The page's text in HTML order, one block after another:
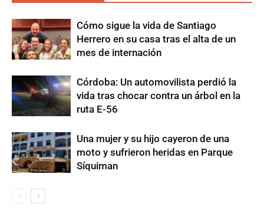
Cómo sigue la vida de Santiago
Herrero en su casa tras el alta de un
mes de internación
Córdoba: Un automovilista perdió la
vida tras chocar contra un árbol en la
ruta E-56
Una mujer y su hijo cayeron de una
moto y sufrieron heridas en Parque
Síquiman